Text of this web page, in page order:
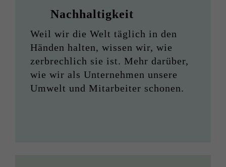
Nachhaltigkeit
Weil wir die Welt täglich in den
Händen halten, wissen wir, wie
zerbrechlich sie ist. Mehr darüber,
wie wir als Unternehmen unsere
Umwelt und Mitarbeiter schonen.